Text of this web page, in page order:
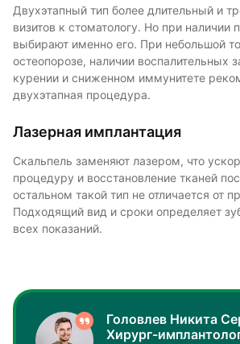
Двухэтапный тип более длительный и
визитов к стоматологу. Но при наличии
выбирают именно его. При небольшой
остеопорозе, наличии воспалительных
курении и сниженном иммунитете
двухэтапная процедура.
Лазерная имплантация
Скальпель заменяют лазером, что
процедуру и восстановление тканей
остальном такой тип не отличается от
Подходящий вид и сроки определяет
всех показаний.
Головлев Никита
Хирург-